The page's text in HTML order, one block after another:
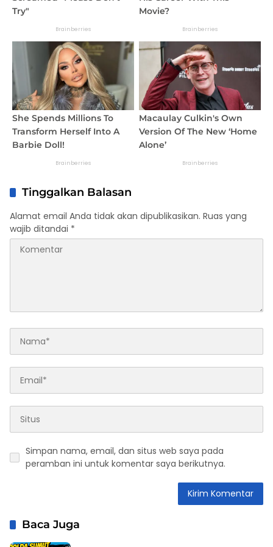
Tinggalkan Balasan
Alamat email Anda tidak akan dipublikasikan. Ruas yang
wajib ditandai *
Simpan nama, email, dan situs web saya pada
peramban ini untuk komentar saya berikutnya.
Baca Juga